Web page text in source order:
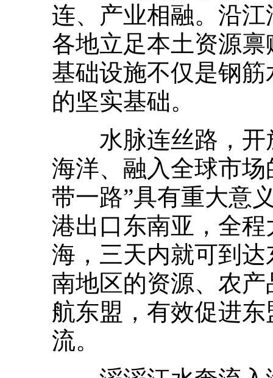
连、产业相融。沿
各地立足本土资源
基础设施不仅是钢
的坚实基础。
水脉连丝路，开
海洋、融入全球市
带一路”具有重大意
港出口东南亚，全
海，三天内就可到
南地区的资源、农
航东盟，有效促进
流。